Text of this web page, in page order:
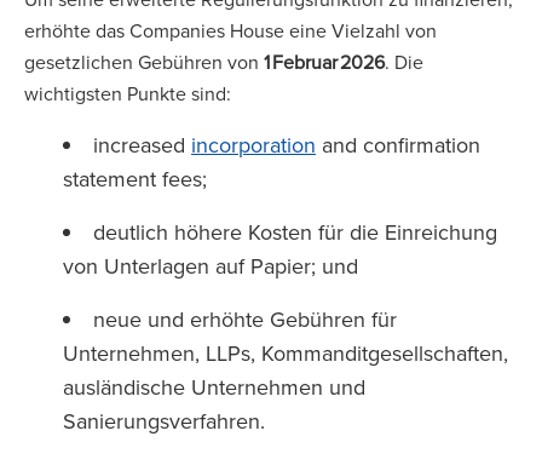
erhöhte das Companies House eine Vielzahl von
gesetzlichen Gebühren von 1Februar2026. Die
wichtigsten Punkte sind:
increased incorporation and confirmation
statement fees;
deutlich höhere Kosten für die Einreichung
von Unterlagen auf Papier; und
neue und erhöhte Gebühren für
Unternehmen, LLPs, Kommanditgesellschaften,
ausländische Unternehmen und
Sanierungsverfahren.